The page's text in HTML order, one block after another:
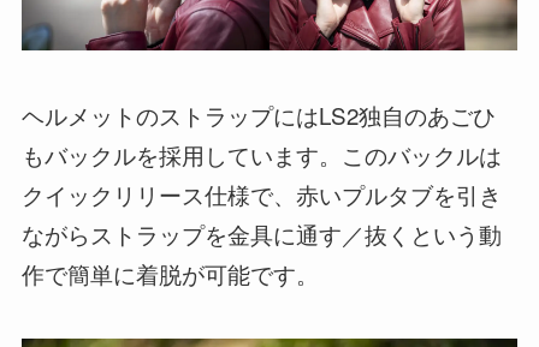
ヘルメットのストラップにはLS2独自のあごひ
もバックルを採用しています。このバックルは
クイックリリース仕様で、赤いプルタブを引き
ながらストラップを金具に通す／抜くという動
作で簡単に着脱が可能です。